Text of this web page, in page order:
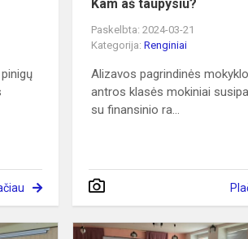
Kam aš taupysiu?
Paskelbta: 2024-03-21
Kategorija:Renginiai
Alizavos pagrindinės
antros klasės mokiniai
su finansinio ra...
Žaidė